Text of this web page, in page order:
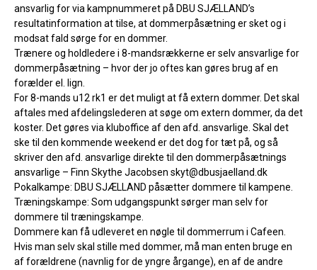
ansvarlig for via kampnummeret på DBU SJÆLLAND’s
resultatinformation at tilse, at dommerpåsætning er sket og i
modsat fald sørge for en dommer.
Trænere og holdledere i 8-mandsrækkerne er selv ansvarlige for
dommerpåsætning – hvor der jo oftes kan gøres brug af en
forælder el. lign.
For 8-mands u12 rk1 er det muligt at få extern dommer. Det skal
aftales med afdelingslederen at søge om extern dommer, da det
koster. Det gøres via kluboffice af den afd. ansvarlige. Skal det
ske til den kommende weekend er det dog for tæt på, og så
skriver den afd. ansvarlige direkte til den dommerpåsætnings
ansvarlige – Finn Skythe Jacobsen skyt@dbusjaelland.dk
Pokalkampe: DBU SJÆLLAND påsætter dommere til kampene.
Træningskampe: Som udgangspunkt sørger man selv for
dommere til træningskampe.
Dommere kan få udleveret en nøgle til dommerrum i Cafeen.
Hvis man selv skal stille med dommer, må man enten bruge en
af forældrene (navnlig for de yngre årgange), en af de andre